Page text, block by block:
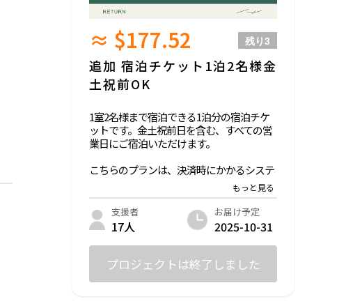
生未満のお子様が大人と同じベッドで添い
寝する場合は人数に含まず、お子様分の宿
泊料金はいただきません）
・部屋サイズ：20.9~25㎡（ダブルベッド or
ツインベッド）
・部屋設備：シャワールーム、独立洗面
所、トイレ、チェア、ローテーブル、エア
・アメニティ：ドライヤー、タオル（大・
小）、シャンプー、コンディショナー、ボ
ディーソープ
・有料オプション：歯ブラシ、部屋着、ス
キンケアセット、追加タオル
●チケット利用方法
・2025年10月中に、メールにてご予約方法
をお知らせします。
・金土祝前日を含む、すべての営業日に宿
泊いただけます。
・チケットの有効期限は2026年11月末まで
≈ $177.52 残り3
追加 宿泊チケット1泊2名様金
土祝前OK
1室2名様まで宿泊できる1泊分の宿泊チケ
ットです。金土祝前日を含む、すべての営
業日にご宿泊いただけます。
こちらのプランは、決済時にかかるシステ
ム利用料（220円）と決済手数料（5%）
が、実質的に購入者の方の負担にならない
よう加味し、その上で通常の宿泊料金より
も少しお得になるよう設定しています。ま
た「支援金」は含んでおらず、商品自体に
対する価格設定となっています。
支援者
17人
お届け予定
2025-10-31
プロジェクトは終了しました